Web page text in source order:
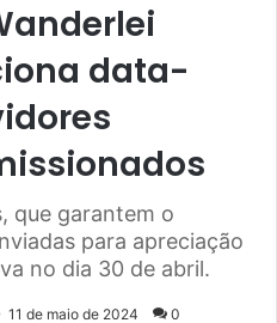
data-
que garantem o
para apreciação
no dia 30 de abril.
11 de maio de 2024 0